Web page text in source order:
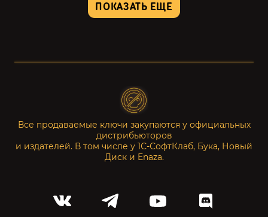
ПОКАЗАТЬ ЕЩЕ
Все продаваемые ключи закупаются у официальных
дистрибьюторов
и издателей. В том числе у 1С-СофтКлаб, Бука, Новый
Диск и Enaza.